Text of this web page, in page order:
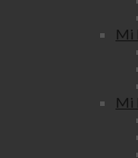
Mi
Mi